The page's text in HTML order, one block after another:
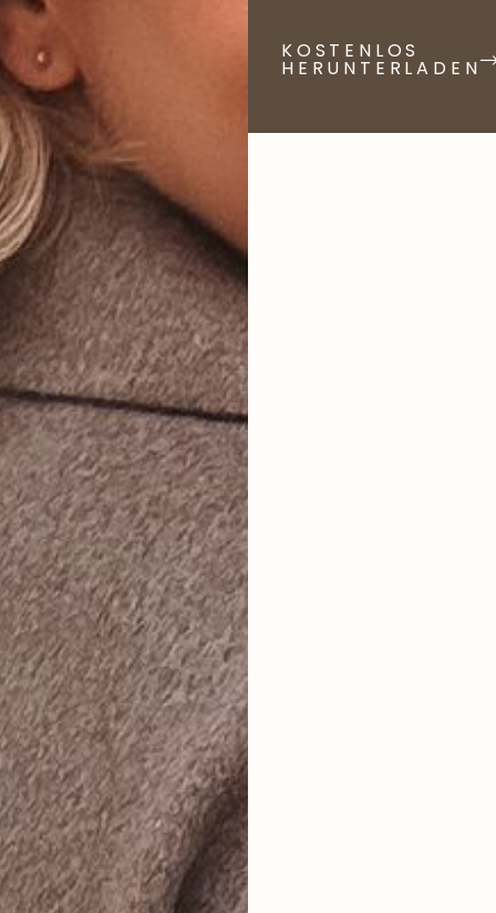
KOSTENLOS
HERUNTERLADEN